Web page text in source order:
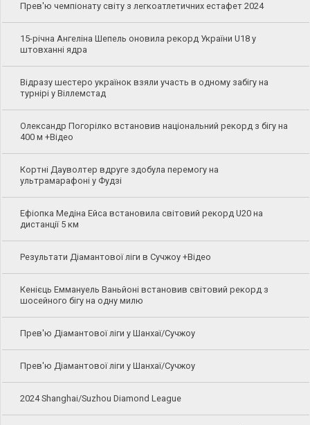
Прев'ю чемпіонату світу з легкоатлетичних естафет 2024
15-річна Ангеліна Шепель оновила рекорд України U18 у
штовханні ядра
Відразу шестеро українок взяли участь в одному забігу на
турнірі у Віллемстад
Олександр Погорілко встановив національний рекорд з бігу на
400 м +Відео
Кортні Дауволтер вдруге здобула перемогу на
ультрамарафоні у Фудзі
Ефіопка Медіна Ейса встановила світовий рекорд U20 на
дистанції 5 км
Результати Діамантової ліги в Сучжоу +Відео
Кенієць Еммануель Ваньйоні встановив світовий рекорд з
шосейного бігу на одну милю
Прев'ю Діамантової ліги у Шанхаї/Сучжоу
Прев'ю Діамантової ліги у Шанхаї/Сучжоу
2024 Shanghai/Suzhou Diamond League